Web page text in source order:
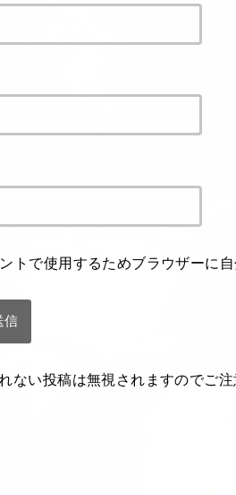
トで使用するためブラウザーに
ない投稿は無視されますのでご